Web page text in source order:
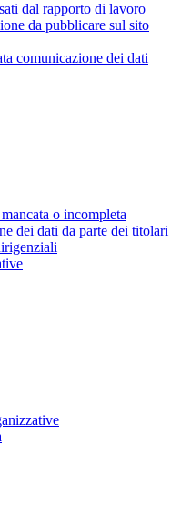
dal rapporto di lavoro
da pubblicare sul sito
comunicazione dei dati
o incompleta
dei dati da parte dei titolari